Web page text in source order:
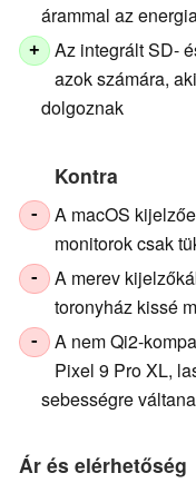
árammal az
+
Az integrált SD-
azok számára,
dolgoznak
Kontra
-
A macOS
monitorok csak
-
A merev
toronyház kissé
-
A nem Qi2-
Pixel 9 Pro XL,
sebességre
Ár és elérhetőség